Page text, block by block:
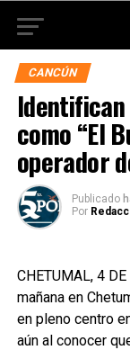
CANCÚN
como “El
operador
Publicado
Por
CHETUMAL, 4
mañana en
en pleno centro
aún al conocer